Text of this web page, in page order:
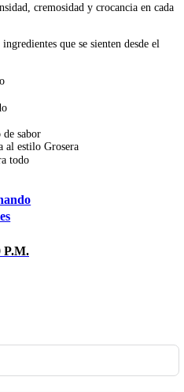
cremosidad y crocancia en cada
que se sienten desde el
sabor
al estilo Grosera
todo
P.M.